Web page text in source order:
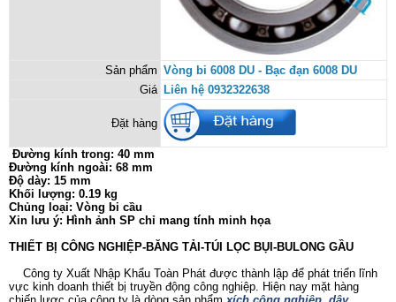
Sản phẩm Vòng bi 6008 DU - Bạc đạn 6008 DU
Giá Liên hệ 0932322638
Đặt hàng
Đường kính trong: 40 mm
Đường kính ngoài: 68 mm
Độ dày: 15 mm
Khối lượng: 0.19 kg
Chủng loại: Vòng bi cầu
Xin lưu ý: Hình ảnh SP chỉ mang tính minh họa
THIẾT BỊ CÔNG NGHIỆP-BĂNG TẢI-TÚI LỌC BỤI-BULONG GẦU
Công ty Xuất Nhập Khẩu Toàn Phát được thành lập để phát triển lĩnh
vực kinh doanh thiết bị truyền động công nghiệp. Hiện nay mặt hàng